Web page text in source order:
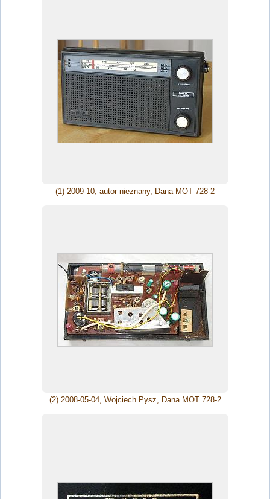
(1) 2009-10, autor nieznany, Dana MOT 728-2
(2) 2008-05-04, Wojciech Pysz, Dana MOT 728-2